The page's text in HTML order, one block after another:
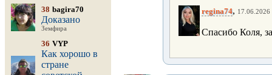
38 bagira70
Доказано
Земфира
36 VYP
Как хорошо в
стране
regina74, 17.06.2026
Спасибо Коля,